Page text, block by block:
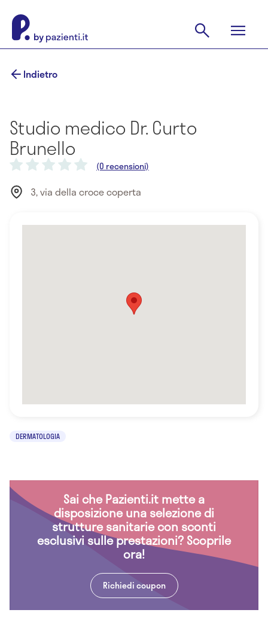
Indietro
Studio medico Dr. Curto
Brunello
(0 recensioni)
3, via della croce coperta
DERMATOLOGIA
Sai che Pazienti.it mette a
disposizione una selezione di
strutture sanitarie con sconti
esclusivi sulle prestazioni? Scoprile
ora!
Richiedi coupon